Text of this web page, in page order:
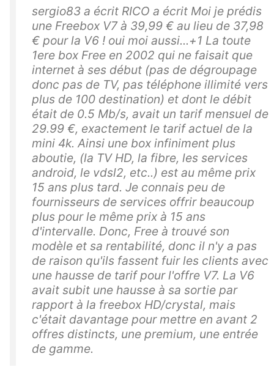
sergio83 a écrit RICO a écrit Moi je prédis
une Freebox V7 à 39,99 € au lieu de 37,98
€ pour la V6 ! oui moi aussi...+1 La toute
1ere box Free en 2002 qui ne faisait que
internet à ses début (pas de dégroupage
donc pas de TV, pas téléphone illimité vers
plus de 100 destination) et dont le débit
était de 0.5 Mb/s, avait un tarif mensuel de
29.99 €, exactement le tarif actuel de la
mini 4k. Ainsi une box infiniment plus
aboutie, (la TV HD, la fibre, les services
android, le vdsl2, etc..) est au même prix
15 ans plus tard. Je connais peu de
fournisseurs de services offrir beaucoup
plus pour le même prix à 15 ans
d'intervalle. Donc, Free à trouvé son
modèle et sa rentabilité, donc il n'y a pas
de raison qu'ils fassent fuir les clients avec
une hausse de tarif pour l'offre V7. La V6
avait subit une hausse à sa sortie par
rapport à la freebox HD/crystal, mais
c'était davantage pour mettre en avant 2
offres distincts, une premium, une entrée
de gamme.